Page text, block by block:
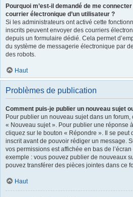
Pourquoi m’est-il demandé de me
courrier électronique d’un utilisateur ?
Si les administrateurs ont activé cette
inscrits peuvent envoyer des courriers
depuis un formulaire dédié. Cela permet
du système de messagerie électronique par
des robots.
Haut
Problèmes de publication
Comment puis-je publier un nouveau sujet
Pour publier un nouveau sujet dans un forum,
« Nouveau sujet ». Pour publier une réponse
cliquez sur le bouton « Répondre ». Il se peut
inscrit avant de pouvoir rédiger un message.
vos permissions est affichée en bas de
exemple : vous pouvez publier de nouveaux
pouvez transférer des pièces jointes dans ce
Haut